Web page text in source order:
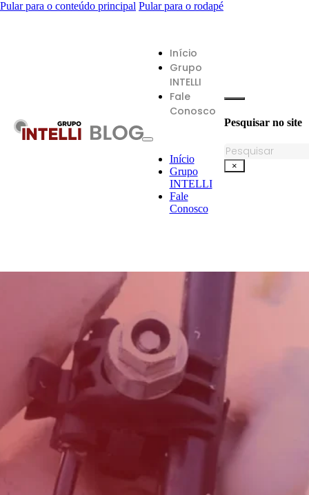
Pular para o conteúdo principal Pular para o rodapé
Início
Grupo
INTELLI
Fale
Conosco
Início
Grupo
INTELLI
Fale
Conosco
Pesquisar no site
Pesquisar
×